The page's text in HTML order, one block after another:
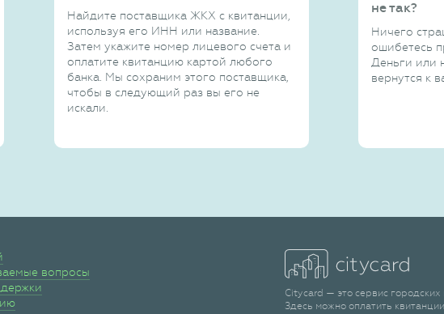
Найдите поставщика ЖКХ с квитанции,
используя его ИНН или название.
Затем укажите номер лицевого счета и
оплатите квитанцию картой любого
банка. Мы сохраним этого поставщика,
чтобы в следующий раз вы его не
искали.
не так?
Ничего
ошибетесь
Деньги или
вернутся к
вопросы
Citycard — это сервис
Здесь можно оплатить